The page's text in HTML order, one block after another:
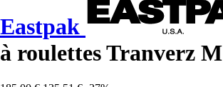
Eastpak
à roulettes Tranverz M